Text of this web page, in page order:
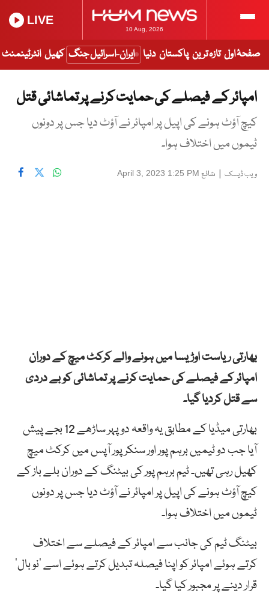
10 Aug, 2026
LIVE
صفحۂ اول تازہ ترین پاکستان دنیا ایران-اسرائیل جنگ کھیل انٹرٹینمنٹ
امپائر کے فیصلے کی حمایت کرنے پر تماشائی قتل
کیچ آؤٹ ہونے کی اپیل پر امپائر نے آؤٹ دیا جس پر دونوں
ٹیموں میں اختلاف ہوا۔
ویب ڈیسک | شائع April 3, 2023 1:25 PM
بھارتی ریاست اوڑیسا میں ہونے والے کرکٹ میچ کے دوران
امپائر کے فیصلے کی حمایت کرنے پر تماشائی کو بے دردی
سے قتل کردیا گیا۔
بھارتی میڈیا کے مطابق یہ واقعہ دوپہر ساڑھے 12 بجے پیش
آیا جب دو ٹیمیں برہم پور اور سنکر پور آپس میں کرکٹ میچ
کھیل رہی تھیں۔ ٹیم برہم پور کی بیٹنگ کے دوران بلے باز کے
کیچ آؤٹ ہونے کی اپیل پر امپائر نے آؤٹ دیا جس پر دونوں
ٹیموں میں اختلاف ہوا۔
بیٹنگ ٹیم کی جانب سے امپائر کے فیصلے سے اختلاف
کرتے ہوئے امپائر کو اپنا فیصلہ تبدیل کرتے ہوئے اسے ‘نو بال’
قرار دینے پر مجبور کیا گیا۔